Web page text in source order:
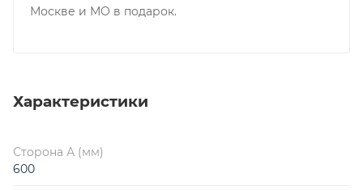
Москве и МО в подарок.
Характеристики
Сторона А (мм)
600